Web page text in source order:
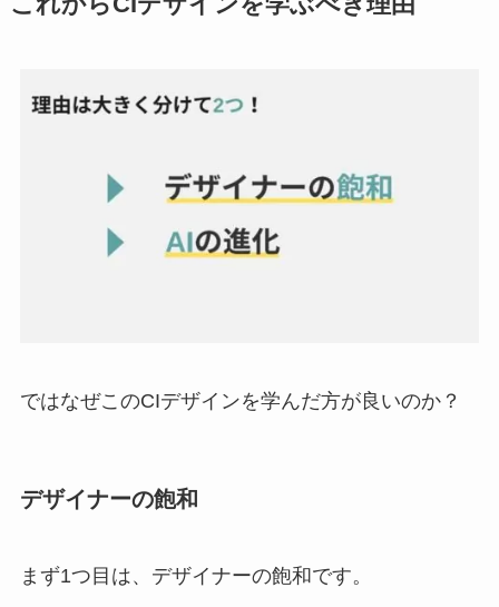
ではなぜこのCIデザインを学んだ方が良いのか？
デザイナーの飽和
まず1つ目は、デザイナーの飽和です。